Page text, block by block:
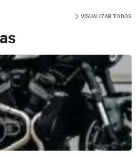
VISUALIZAR TODOS